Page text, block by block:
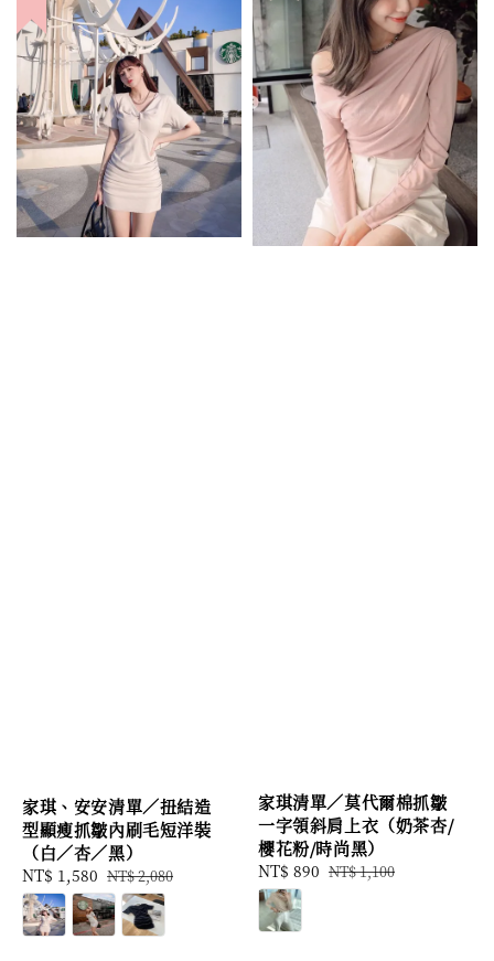
家琪、安安清單／扭結造
型顯瘦抓皺內刷毛短洋裝
（白／杏／黑）
Sale
price
NT$ 1,580 Regular
price
NT$ 2,080
家琪清單／莫代爾棉抓皺
一字領斜肩上衣（奶茶杏/
櫻花粉/時尚黑）
Sale
price
NT$ 890 Regular
NT$ 1,100